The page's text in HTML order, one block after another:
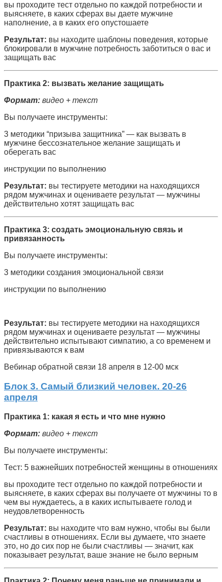
вы проходите тест отдельно по каждой потребности и
выясняете, в каких сферах вы даете мужчине
наполнение, а в каких его опустошаете
Результат: вы находите шаблоны поведения, которые
блокировали в мужчине потребность заботиться о вас и
защищать вас
Практика 2: вызвать желание защищать
Формат: видео + текст
Вы получаете инструменты:
3 методики “призыва защитника” — как вызвать в
мужчине бессознательное желание защищать и
оберегать вас
инструкции по выполнению
Результат: вы тестируете методики на находящихся
рядом мужчинах и оцениваете результат — мужчины
действительно хотят защищать вас
Практика 3: создать эмоциональную связь и
привязанность
Вы получаете инструменты:
3 методики создания эмоциональной связи
инструкции по выполнению
Результат: вы тестируете методики на находящихся
рядом мужчинах и оцениваете результат — мужчины
действительно испытывают симпатию, а со временем и
привязываются к вам
Вебинар обратной связи 18 апреля в 12-00 мск
Блок 3. Самый близкий человек. 20-26
апреля
Практика 1: какая я есть и что мне нужно
Формат: видео + текст
Вы получаете инструменты:
Тест: 5 важнейших потребностей женщины в отношениях
вы проходите тест отдельно по каждой потребности и
выясняете, в каких сферах вы получаете от мужчины то в
чем вы нуждаетесь, а в каких испытываете голод и
неудовлетворенность
Результат: вы находите что вам нужно, чтобы вы были
счастливы в отношениях. Если вы думаете, что знаете
это, но до сих пор не были счастливы — значит, как
показывает результат, ваше знание не было верным